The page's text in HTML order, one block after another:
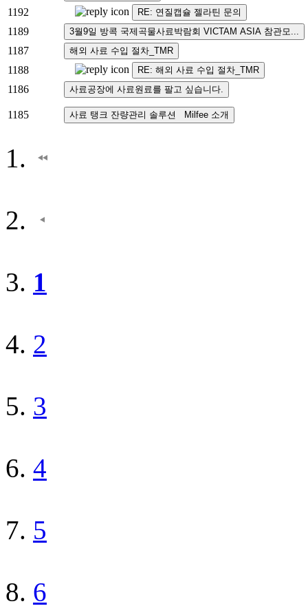
1192
1189
1187
1188
1186
1185
1
2
3
4
5
6